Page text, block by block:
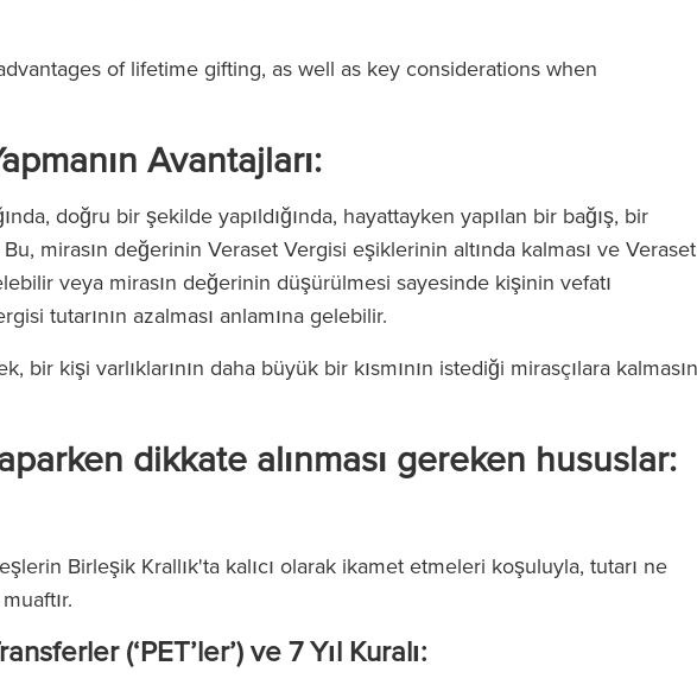
of lifetime gifting, as well as key considerations when
Avantajları:
doğru bir şekilde yapıldığında, hayattayken yapılan bir bağış, bir
mirasın değerinin Veraset Vergisi eşiklerinin altında kalması ve Veraset
veya mirasın değerinin düşürülmesi sayesinde kişinin vefatı
tutarının azalması anlamına gelebilir.
bir kişi varlıklarının daha büyük bir kısmının istediği mirasçılara
dikkate alınması gereken hususlar:
Birleşik Krallık'ta kalıcı olarak ikamet etmeleri koşuluyla, tutarı ne
(‘PET’ler’) ve 7 Yıl Kuralı: